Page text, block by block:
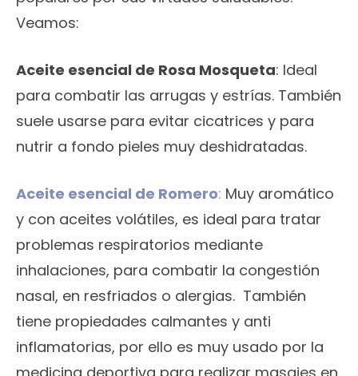
Veamos:
Aceite esencial de Rosa Mosqueta: Ideal
para combatir las arrugas y estrías. También
suele usarse para evitar cicatrices y para
nutrir a fondo pieles muy deshidratadas.
Aceite esencial de Romero: Muy aromático
y con aceites volátiles, es ideal para tratar
problemas respiratorios mediante
inhalaciones, para combatir la congestión
nasal, en resfriados o alergias. También
tiene propiedades calmantes y anti
inflamatorias, por ello es muy usado por la